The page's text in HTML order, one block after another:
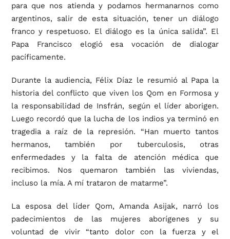
para que nos atienda y podamos hermanarnos como
argentinos, salir de esta situación, tener un diálogo
franco y respetuoso. El diálogo es la única salida”. El
Papa Francisco elogió esa vocación de dialogar
pacíficamente.
Durante la audiencia, Félix Díaz le resumió al Papa la
historia del conflicto que viven los Qom en Formosa y
la responsabilidad de Insfrán, según el líder aborigen.
Luego recordó que la lucha de los indios ya terminó en
tragedia a raíz de la represión. “Han muerto tantos
hermanos, también por tuberculosis, otras
enfermedades y la falta de atención médica que
recibimos. Nos quemaron también las viviendas,
incluso la mía. A mí trataron de matarme”.
La esposa del líder Qom, Amanda Asijak, narró los
padecimientos de las mujeres aborígenes y su
voluntad de vivir “tanto dolor con la fuerza y el